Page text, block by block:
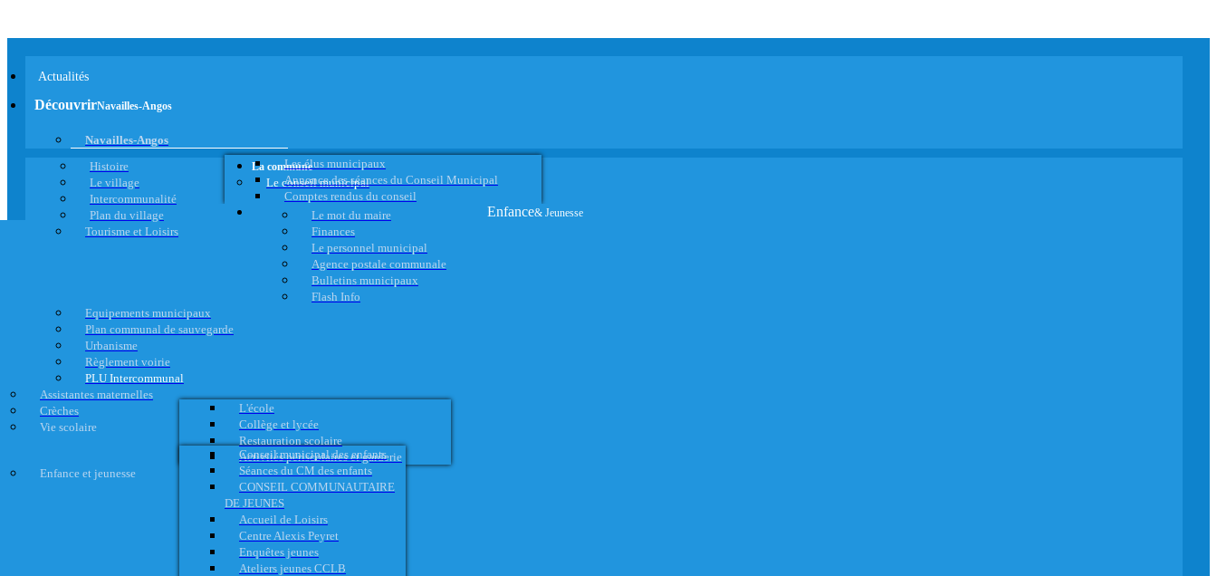
Actualités
DécouvrirNavailles-Angos
Navailles-Angos
Histoire
Le village
Intercommunalité
Plan du village
Tourisme et Loisirs
La commune
Le conseil municipal
Les élus municipaux
Annonce des séances du Conseil Municipal
Comptes rendus du conseil
Le mot du maire
Finances
Le personnel municipal
Agence postale communale
Bulletins municipaux
Flash Info
Equipements municipaux
Plan communal de sauvegarde
Urbanisme
Règlement voirie
PLU Intercommunal
Enfance& Jeunesse
Assistantes maternelles
Crèches
Vie scolaire
L'école
Collège et lycée
Restauration scolaire
Activités périscolaires et garderie
Enfance et jeunesse
Conseil municipal des enfants
Séances du CM des enfants
CONSEIL COMMUNAUTAIRE
DE JEUNES
Accueil de Loisirs
Centre Alexis Peyret
Enquêtes jeunes
Ateliers jeunes CCLB